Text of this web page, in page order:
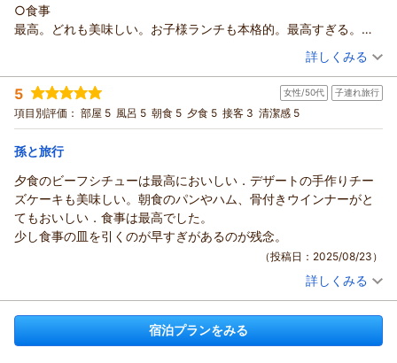
○食事
最高。どれも美味しい。お子様ランチも本格的。最高すぎる。
○総評
細部にまでこだわりが見られる宿。高原も相まって夏でも爽やか
に過ごせました。ありがとうございました。
（投稿日：2025/08/26）
宿泊時期： 2025年08月宿泊 (子連れ旅行)
投稿者： ともたさん
宿泊プラン： 土、休日【メゾネット】☆近い！おいしい！うれしい♪☆お子
様歓迎♪☆
和洋室 朝・夕
宿泊価格帯：
詳しくみる
5 女性/50代 子連れ旅行
項目別評価： 部屋 5 風呂 5 朝食 5 夕食 5 接客 3 清潔感 5
孫と旅行
夕食のビーフシチューは最高においしい．デザートの手作りチー
ズケーキも美味しい。朝食のパンやハム、骨付きウインナーがと
てもおいしい．食事は最高でした。
少し食事の皿を引くのが早すぎがあるのが残念。
（投稿日：2025/08/23）
投稿者： はるるさん(女性/50代)
宿泊プラン： 土、休日【メゾネット】☆近い！おいしい！うれしい♪☆お子
朝・夕
詳しくみる
宿泊プランをみる